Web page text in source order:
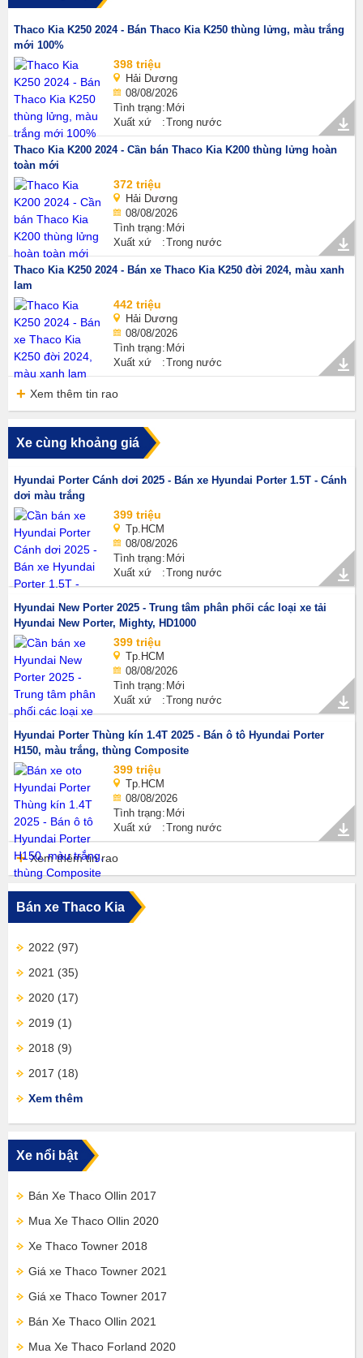
Thaco Kia K250 2024 - Bán Thaco Kia K250 thùng lửng, màu trắng
mới 100%
398 triệu
Hải Dương
08/08/2026
Tình trạng Mới
Xuất xứ
Trong nước
Thaco Kia K200 2024 - Cần bán Thaco Kia K200 thùng lửng hoàn
toàn mới
372 triệu
Hải Dương
08/08/2026
Tình trạng Mới
Xuất xứ
Trong nước
Thaco Kia K250 2024 - Bán xe Thaco Kia K250 đời 2024, màu xanh
lam
442 triệu
Hải Dương
08/08/2026
Tình trạng Mới
Xuất xứ
Trong nước
Xem thêm tin rao
Xe cùng khoảng giá
Hyundai Porter Cánh dơi 2025 - Bán xe Hyundai Porter 1.5T - Cánh
dơi màu trắng
399 triệu
Tp.HCM
08/08/2026
Tình trạng Mới
Xuất xứ
Trong nước
Hyundai New Porter 2025 - Trung tâm phân phối các loại xe tải
Hyundai New Porter, Mighty, HD1000
399 triệu
Tp.HCM
08/08/2026
Tình trạng Mới
Xuất xứ
Trong nước
Hyundai Porter Thùng kín 1.4T 2025 - Bán ô tô Hyundai Porter
H150, màu trắng, thùng Composite
399 triệu
Tp.HCM
08/08/2026
Tình trạng Mới
Xuất xứ
Trong nước
Xem thêm tin rao
Bán xe Thaco Kia
2022 (97)
2021 (35)
2020 (17)
2019 (1)
2018 (9)
2017 (18)
Xem thêm
Xe nổi bật
Bán Xe Thaco Ollin 2017
Mua Xe Thaco Ollin 2020
Xe Thaco Towner 2018
Giá xe Thaco Towner 2021
Giá xe Thaco Towner 2017
Bán Xe Thaco Ollin 2021
Mua Xe Thaco Forland 2020